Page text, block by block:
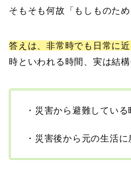
そもそも何故「もしものた
答えは、非常時でも日常に近
時といわれる時間、実は結構
・災害から避難している
・災害後から元の生活